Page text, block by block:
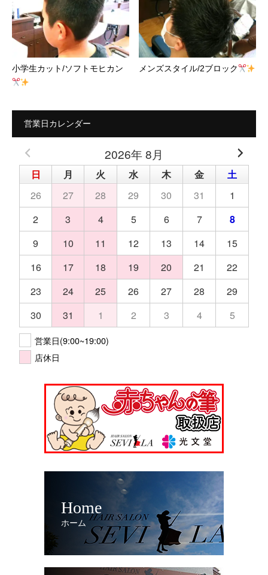
小学生カット/ソフトモヒカン メンズスタイル/2ブロック
営業日カレンダー
2026年 8月
日 月 火 水 木 金
土
26
27 28 29 30 31
1
2
3 4 5 6 7
8
9
10 11 12 13 14
15
16
17 18 19 20 21
22
23
24 25 26 27 28
29
30
31 1 2 3 4 5
営業日(9:00~19:00)
店休日
Home
ホーム